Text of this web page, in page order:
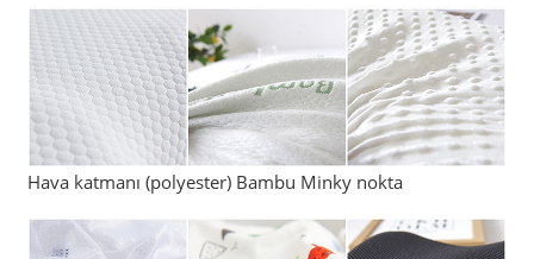
Hava katmanı (polyester) Bambu Minky nokta